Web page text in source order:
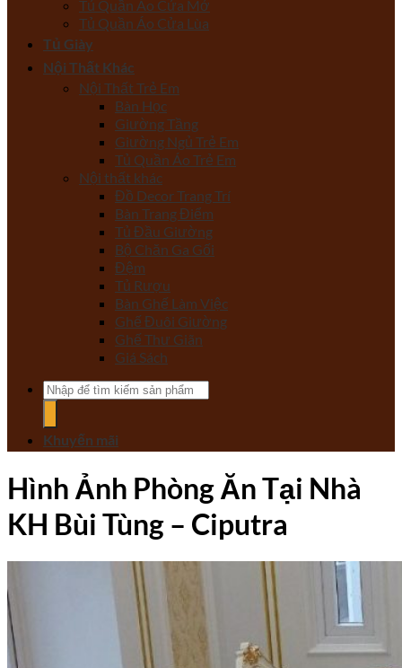
Tủ Quần Áo Cửa Mở
Tủ Quần Áo Cửa Lùa
Tủ Giày
Nội Thất Khác
Nội Thất Trẻ Em
Bàn Học
Giường Tầng
Giường Ngủ Trẻ Em
Tủ Quần Áo Trẻ Em
Nội thất khác
Đồ Decor Trang Trí
Bàn Trang Điểm
Tủ Đầu Giường
Bộ Chăn Ga Gối
Đệm
Tủ Rượu
Bàn Ghế Làm Việc
Ghế Đuôi Giường
Ghế Thư Giãn
Giá Sách
Tìm
kiếm:
Khuyến mãi
Hình Ảnh Phòng Ăn Tại Nhà
KH Bùi Tùng – Ciputra